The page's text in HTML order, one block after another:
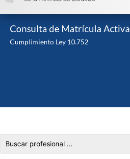
Consulta de Matrícula Activa
Cumplimiento Ley 10.752